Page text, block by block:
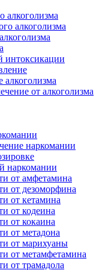
алкоголизма
алкоголизма
интоксикации
от алкоголизма
наркомании
наркомании
от амфетамина
от дезоморфина
от кетамина
от кодеина
от кокаина
от метадона
от марихуаны
от метамфетамина
от трамадола